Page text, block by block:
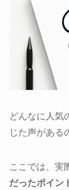
どんなに人
じた声がある
ここでは、実
だったポイン